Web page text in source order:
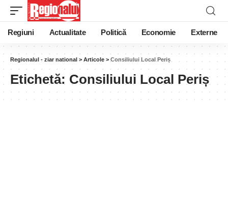
Regiuni Actualitate Politică Economie Externe
Regionalul - ziar national > Articole > Consiliului Local Periș
Etichetă: Consiliului Local Periș